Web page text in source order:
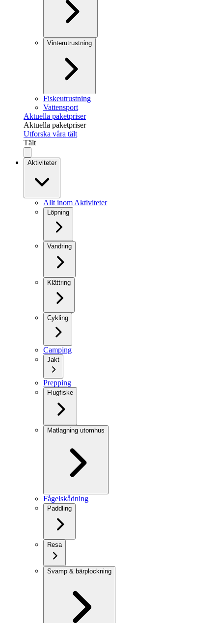
Vinterutrustning
Fiskeutrustning
Vattensport
Aktuella paketpriser
Aktuella paketpriser
Utforska våra tält
Tält
Aktiviteter
Allt inom Aktiviteter
Löpning
Vandring
Klättring
Cykling
Camping
Jakt
Prepping
Flugfiske
Matlagning utomhus
Fågelskådning
Paddling
Resa
Svamp & bärplockning